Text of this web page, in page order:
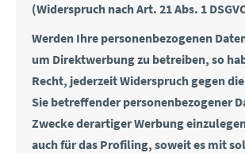
(Widerspruch nach Art. 21 Abs. 1
Werden Ihre personenbezogenen
um Direktwerbung zu betreiben, so
Recht, jederzeit Widerspruch gegen
Sie betreffender personenbezogener
Zwecke derartiger Werbung
auch für das Profiling, soweit es mit